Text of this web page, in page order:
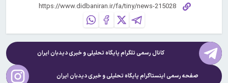
کانال رسمی تلگرام پایگاه تحلیلی و خبریدیدبان ایران
صفحه رسمی اینستاگرام پایگاه تحلیلی و خبریدیدبان ایران